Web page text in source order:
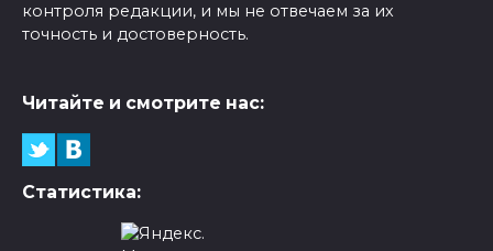
контроля редакции, и мы не отвечаем за их
точность и достоверность.
Читайте и смотрите нас:
Статистика: